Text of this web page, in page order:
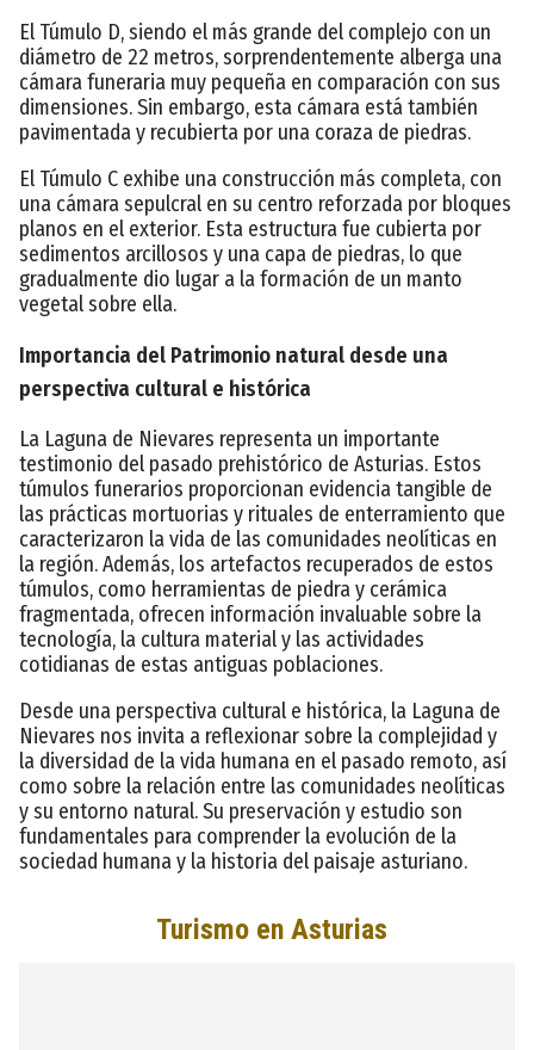
El Túmulo D, siendo el más grande del complejo con un
diámetro de 22 metros, sorprendentemente alberga una
cámara funeraria muy pequeña en comparación con sus
dimensiones. Sin embargo, esta cámara está también
pavimentada y recubierta por una coraza de piedras.
El Túmulo C exhibe una construcción más completa, con
una cámara sepulcral en su centro reforzada por bloques
planos en el exterior. Esta estructura fue cubierta por
sedimentos arcillosos y una capa de piedras, lo que
gradualmente dio lugar a la formación de un manto
vegetal sobre ella.
Importancia del Patrimonio natural desde una
perspectiva cultural e histórica
La Laguna de Nievares representa un importante
testimonio del pasado prehistórico de Asturias. Estos
túmulos funerarios proporcionan evidencia tangible de
las prácticas mortuorias y rituales de enterramiento que
caracterizaron la vida de las comunidades neolíticas en
la región. Además, los artefactos recuperados de estos
túmulos, como herramientas de piedra y cerámica
fragmentada, ofrecen información invaluable sobre la
tecnología, la cultura material y las actividades
cotidianas de estas antiguas poblaciones.
Desde una perspectiva cultural e histórica, la Laguna de
Nievares nos invita a reflexionar sobre la complejidad y
la diversidad de la vida humana en el pasado remoto, así
como sobre la relación entre las comunidades neolíticas
y su entorno natural. Su preservación y estudio son
fundamentales para comprender la evolución de la
sociedad humana y la historia del paisaje asturiano.